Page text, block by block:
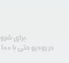
برای شروع معامله، کیف پول خود را به میزان دلخواه شارژ کنید.